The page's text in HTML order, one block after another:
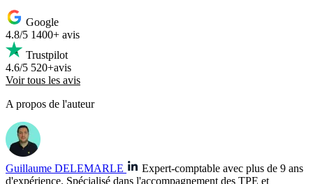
Google
4.8/5 1400+ avis
Trustpilot
4.6/5 520+avis
Voir tous les avis
A propos de l'auteur
Guillaume DELEMARLE
Expert-comptable avec plus de 9 ans
d'expérience. Spécialisé dans l'accompagnement des TPE et